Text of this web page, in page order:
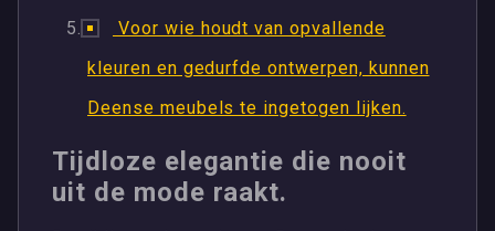
Voor wie houdt van opvallende
kleuren en gedurfde ontwerpen, kunnen
Deense meubels te ingetogen lijken.
Tijdloze elegantie die nooit
uit de mode raakt.